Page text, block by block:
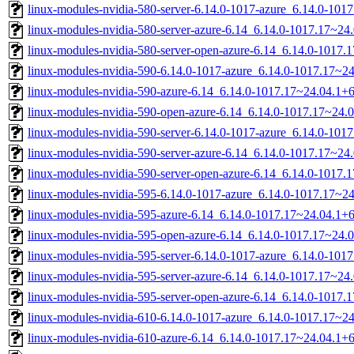
linux-modules-nvidia-580-server-6.14.0-1017-azure_6.14.0-
linux-modules-nvidia-580-server-azure-6.14_6.14.0-
linux-modules-nvidia-580-server-open-azure-6.14_6.14.0-
linux-modules-nvidia-590-6.14.0-1017-azure_6.14.0-
linux-modules-nvidia-590-azure-6.14_6.14.0-
linux-modules-nvidia-590-open-azure-6.14_6.14.0-
linux-modules-nvidia-590-server-6.14.0-1017-azure_6.14.0-
linux-modules-nvidia-590-server-azure-6.14_6.14.0-
linux-modules-nvidia-590-server-open-azure-6.14_6.14.0-
linux-modules-nvidia-595-6.14.0-1017-azure_6.14.0-
linux-modules-nvidia-595-azure-6.14_6.14.0-
linux-modules-nvidia-595-open-azure-6.14_6.14.0-
linux-modules-nvidia-595-server-6.14.0-1017-azure_6.14.0-
linux-modules-nvidia-595-server-azure-6.14_6.14.0-
linux-modules-nvidia-595-server-open-azure-6.14_6.14.0-
linux-modules-nvidia-610-6.14.0-1017-azure_6.14.0-
linux-modules-nvidia-610-azure-6.14_6.14.0-